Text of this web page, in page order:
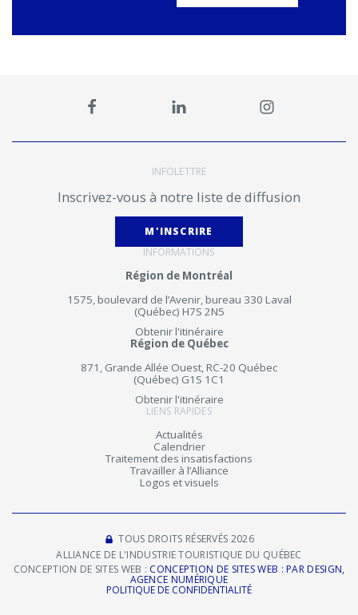
INFOLETTRE
Inscrivez-vous à notre liste de diffusion
M'INSCRIRE
INFORMATIONS
Région de Montréal
1575, boulevard de l’Avenir, bureau 330 Laval
(Québec) H7S 2N5
Obtenir l'itinéraire
Région de Québec
871, Grande Allée Ouest, RC-20 Québec
(Québec) G1S 1C1
Obtenir l'itinéraire
LIENS RAPIDES
Actualités
Calendrier
Traitement des insatisfactions
Travailler à l’Alliance
Logos et visuels
TOUS DROITS RÉSERVÉS 2026
ALLIANCE DE L'INDUSTRIE TOURISTIQUE DU QUÉBEC
CONCEPTION DE SITES WEB : CONCEPTION DE SITES WEB : PAR DESIGN,
AGENCE NUMÉRIQUE
POLITIQUE DE CONFIDENTIALITÉ